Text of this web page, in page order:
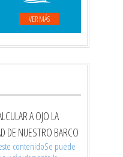
VER MÁS
A OJO LA
DE NUESTRO BARCO
contenidoSe puede